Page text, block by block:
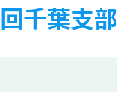
千葉支